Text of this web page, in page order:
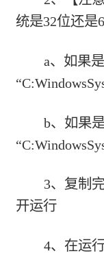
统是32位还是
a、如果
b、如果
3、复制
开运行
4、在运